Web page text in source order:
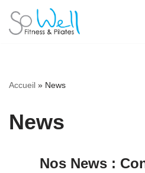
Aller
Accueil » News
News
Nos News :